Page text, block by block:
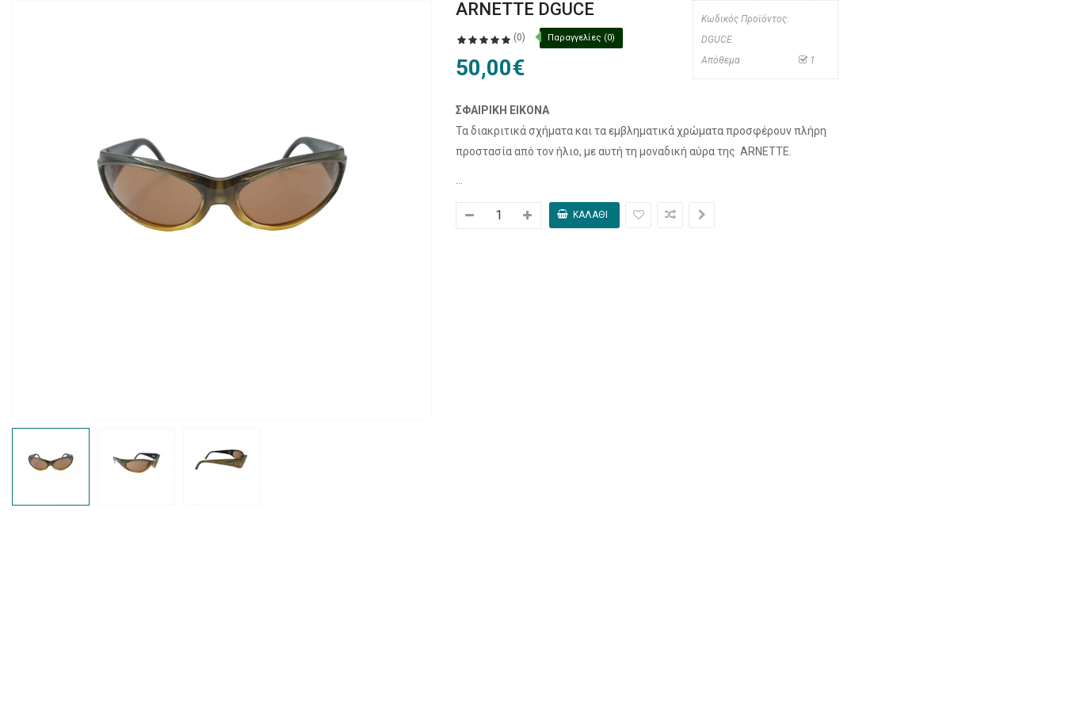
ARNETTE DGUCE
(0) Παραγγελίες (0)
50,00€
Κωδικός Προϊόντος:
DGUCE
Απόθεμα
1
ΣΦΑΙΡΙΚΉ ΕΙΚΌΝΑ
Τα διακριτικά σχήματα και τα εμβληματικά χρώματα προσφέρουν πλήρη
προστασία από τον ήλιο, με αυτή τη μοναδική αύρα της ARNETTE.